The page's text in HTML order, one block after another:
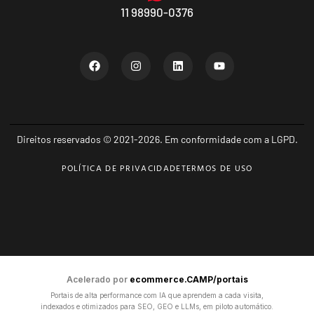
11 98990-0376
Direitos reservados © 2021-2026. Em conformidade com a LGPD.
POLÍTICA DE PRIVACIDADETERMOS DE USO
Acelerado por ecommerce.CAMP/portais
Portais de alta performance com IA que aprendem a cada visita,
indexados e otimizados para SEO, GEO e LLMs, em piloto automático.